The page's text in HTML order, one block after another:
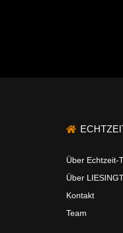
Über Echtzeit-
Über
Kontakt
Team